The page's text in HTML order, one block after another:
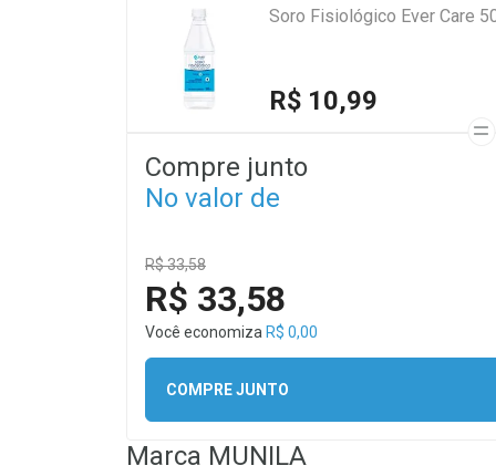
Soro Fisiológico Ever Care
R$ 10,99
Compre junto
No valor de
R$ 33,58
R$ 33,58
Você economiza R$ 0,00
COMPRE JUNTO
Marca MUNILA